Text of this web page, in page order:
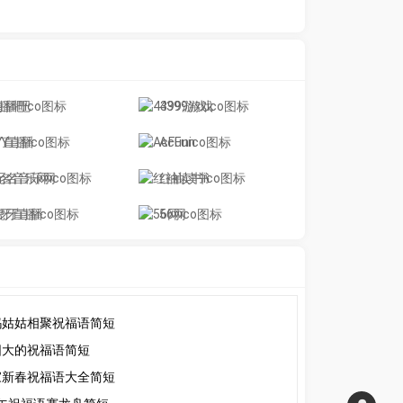
播吧 4399游戏
直播 AcFun
名音乐网 红袖读书
牙直播 56网
姑相聚祝福语简短
的祝福语简短
春祝福语大全简短